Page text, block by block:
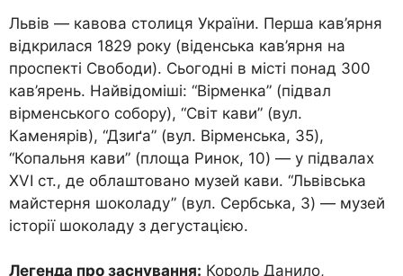
Львів — кавова столиця України. Перша кав’ярня
відкрилася 1829 року (віденська кав’ярня на
проспекті Свободи). Сьогодні в місті понад 300
кав’ярень. Найвідоміші: “Вірменка” (підвал
вірменського собору), “Світ кави” (вул.
Каменярів), “Дзиґа” (вул. Вірменська, 35),
“Копальня кави” (площа Ринок, 10) — у підвалах
XVI ст., де облаштовано музей кави. “Львівська
майстерня шоколаду” (вул. Сербська, 3) — музей
історії шоколаду з дегустацією.
Легенда про заснування: Король Данило,